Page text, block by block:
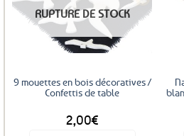
Ajouter
aux
favoris
RUPTURE DE STOCK
9 mouettes en bois décoratives /
Confettis de table
2,00€